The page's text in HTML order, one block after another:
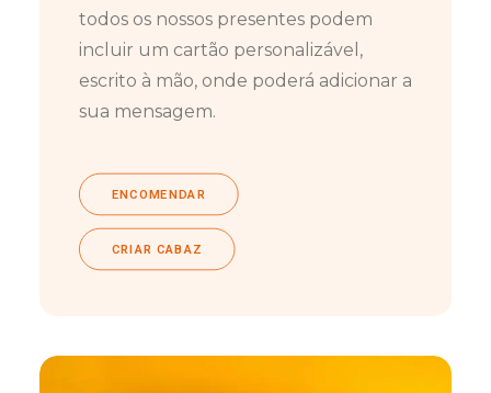
todos os nossos presentes podem
incluir um cartão personalizável,
escrito à mão, onde poderá adicionar a
sua mensagem.
ENCOMENDAR
CRIAR CABAZ